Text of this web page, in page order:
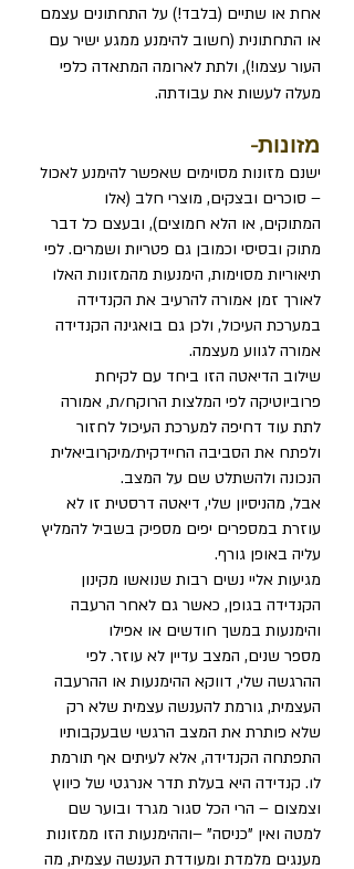
אחת או שתיים (בלבד!) על התחתונים עצמם
או התחתונית (חשוב להימנע ממגע ישיר עם
העור עצמו!), ולתת לארומה המתאדה כלפי
מעלה לעשות את עבודתה.
מזונות-
ישנם מזונות מסוימים שאפשר להימנע לאכול
– סוכרים ובצקים, מוצרי חלב (אלו
המתוקים, או הלא חמוצים), ובעצם כל דבר
מתוק ובסיסי וכמובן גם פטריות ושמרים. לפי
תיאוריות מסוימות, הימנעות מהמזונות האלו
לאורך זמן אמורה להרעיב את הקנדידה
במערכת העיכול, ולכן גם בואגינה הקנדידה
אמורה לגווע מעצמה.
שילוב הדיאטה הזו ביחד עם לקיחת
פרוביוטיקה לפי המלצות הרוקח/ת, אמורה
לתת עוד דחיפה למערכת העיכול לחזור
ולפתח את הסביבה החיידקית/מיקרוביאלית
הנכונה ולהשתלט שם על המצב.
אבל, מהניסיון שלי, דיאטה דרסטית זו לא
עוזרת במספרים יפים מספיק בשביל להמליץ
עליה באופן גורף.
מגיעות אליי נשים רבות שנואשו מקינון
הקנדידה בגופן, כאשר גם לאחר הרעבה
והימנעות במשך חודשים או אפילו
מספר שנים, המצב עדיין לא עוזר. לפי
ההרגשה שלי, דווקא ההימנעות או ההרעבה
העצמית, גורמת להענשה עצמית שלא רק
שלא פותרת את המצב הרגשי שבעקבותיו
התפתחה הקנדידה, אלא לעיתים אף תורמת
לו. קנדידה היא בעלת תדר אנרגטי של כיווץ
וצמצום – הרי הכל סגור מגרד ובוער שם
למטה ואין "כניסה" –וההימנעות הזו ממזונות
מענגים מלמדת ומעודדת הענשה עצמית, מה